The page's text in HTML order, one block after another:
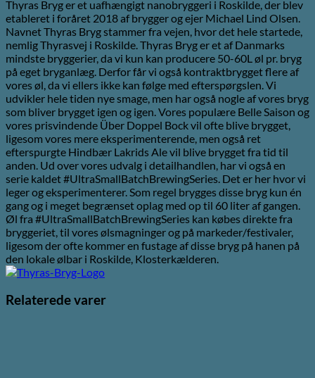
Thyras Bryg er et uafhængigt nanobryggeri i Roskilde, der blev
etableret i foråret 2018 af brygger og ejer Michael Lind Olsen.
Navnet Thyras Bryg stammer fra vejen, hvor det hele startede,
nemlig Thyrasvej i Roskilde. Thyras Bryg er et af Danmarks
mindste bryggerier, da vi kun kan producere 50-60L øl pr. bryg
på eget bryganlæg. Derfor får vi også kontraktbrygget flere af
vores øl, da vi ellers ikke kan følge med efterspørgslen. Vi
udvikler hele tiden nye smage, men har også nogle af vores bryg
som bliver brygget igen og igen. Vores populære Belle Saison og
vores prisvindende Über Doppel Bock vil ofte blive brygget,
ligesom vores mere eksperimenterende, men også ret
efterspurgte Hindbær Lakrids Ale vil blive brygget fra tid til
anden. Ud over vores udvalg i detailhandlen, har vi også en
serie kaldet #UltraSmallBatchBrewingSeries. Det er her hvor vi
leger og eksperimenterer. Som regel brygges disse bryg kun én
gang og i meget begrænset oplag med op til 60 liter af gangen.
Øl fra #UltraSmallBatchBrewingSeries kan købes direkte fra
bryggeriet, til vores ølsmagninger og på markeder/festivaler,
ligesom der ofte kommer en fustage af disse bryg på hanen på
den lokale ølbar i Roskilde, Klosterkælderen.
Relaterede varer